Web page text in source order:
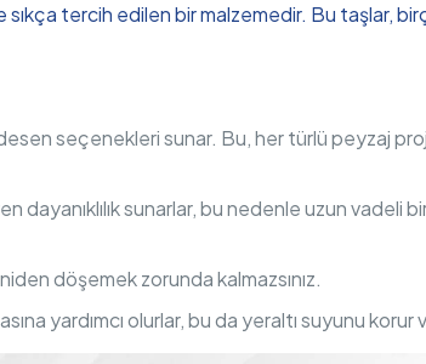
tercih edilen bir malzemedir. Bu taşlar,
seçenekleri sunar. Bu, her türlü peyzaj
dayanıklılık sunarlar, bu nedenle uzun vadeli
döşemek zorunda kalmazsınız.
yardımcı olurlar, bu da yeraltı suyunu korur